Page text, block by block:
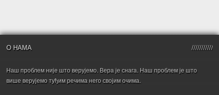
О НАМА
Наш проблем није што верујемо. Вера је снага. Наш проблем је што
више верујемо туђим речима него својим очима.